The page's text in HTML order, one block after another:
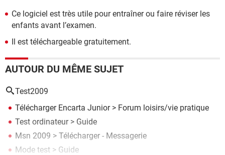
Ce logiciel est très utile pour entraîner ou faire réviser les
enfants avant l’examen.
Il est téléchargeable gratuitement.
AUTOUR DU MÊME SUJET
Test2009
Télécharger Encarta Junior> Forum loisirs/vie pratique
Test ordinateur> Guide
Msn 2009 > Télécharger - Messagerie
Mode test > Guide